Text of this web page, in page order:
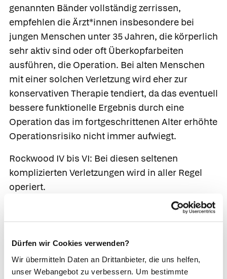
Dürfen wir Cookies verwenden?
Wir übermitteln Daten an Drittanbieter, die uns helfen,
unser Webangebot zu verbessern. Um bestimmte
genannten Bänder vollständig zerrissen,
empfehlen die Ärzt*innen insbesondere bei
jungen Menschen unter 35 Jahren, die körperlich
sehr aktiv sind oder oft Überkopfarbeiten
ausführen, die Operation. Bei alten Menschen
mit einer solchen Verletzung wird eher zur
konservativen Therapie tendiert, da das eventuell
bessere funktionelle Ergebnis durch eine
Operation das im fortgeschrittenen Alter erhöhte
Operationsrisiko nicht immer aufwiegt.
Rockwood IV bis VI: Bei diesen seltenen
komplizierten Verletzungen wird in aller Regel
operiert.
normalen Gelenkstellung, um einen späteren
Gelenkverschleiß zu vermeiden. Es stehen